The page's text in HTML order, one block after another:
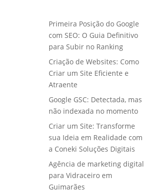
Primeira Posição do Google
com SEO: O Guia Definitivo
para Subir no Ranking
Criação de Websites: Como
Criar um Site Eficiente e
Atraente
Google GSC: Detectada, mas
não indexada no momento
Criar um Site: Transforme
sua Ideia em Realidade com
a Coneki Soluções Digitais
Agência de marketing digital
para Vidraceiro em
Guimarães